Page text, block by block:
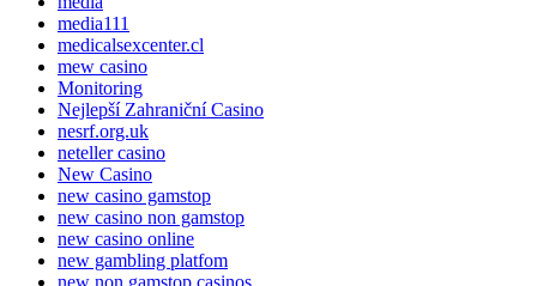
media111
medicalsexcenter.cl
mew casino
Monitoring
Nejlepší Zahraniční Casino
nesrf.org.uk
neteller casino
New Casino
new casino gamstop
new casino non gamstop
new casino online
new gambling platfom
new non gamstop casinos